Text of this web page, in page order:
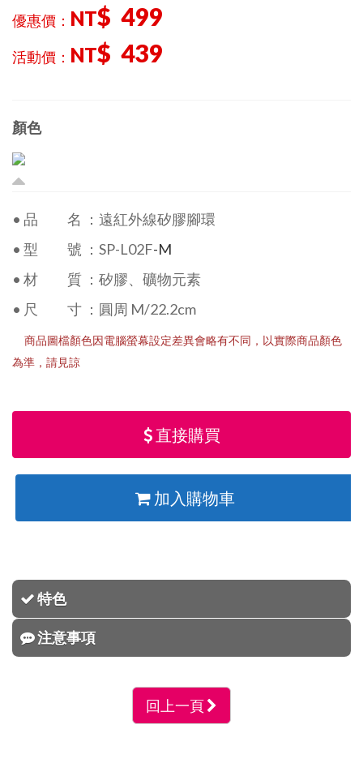
優惠價： NT$ 499
活動價： NT$ 439
顏色
• 品 名 ：遠紅外線矽膠腳環
• 型 號 ：SP-L02F-M
• 材 質 ：矽膠、礦物元素
• 尺 寸 ：圓周 M/22.2cm
商品圖檔顏色因電腦螢幕設定差異會略有不同，以實際商品顏色
為準，請見諒
直接購買
加入購物車
特色
注意事項
回上一頁